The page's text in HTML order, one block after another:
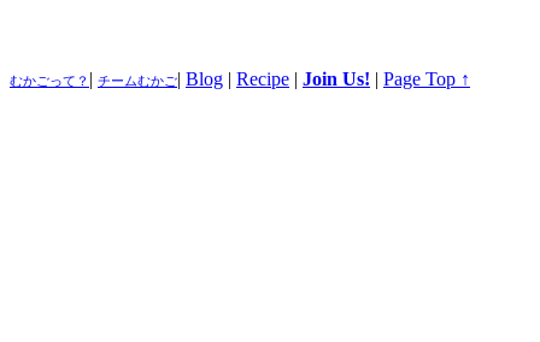
むかごって？ | チームむかご| Blog | Recipe | Join Us! | Page Top ↑